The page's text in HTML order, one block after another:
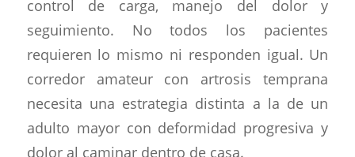
control de carga, manejo del dolor y
seguimiento. No todos los pacientes
requieren lo mismo ni responden igual. Un
corredor amateur con artrosis temprana
necesita una estrategia distinta a la de un
adulto mayor con deformidad progresiva y
dolor al caminar dentro de casa.